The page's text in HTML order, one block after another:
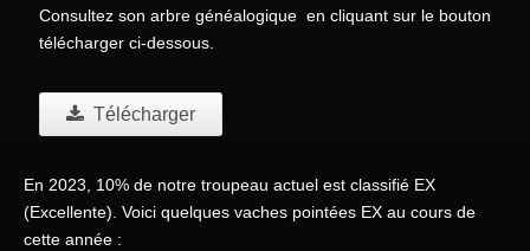
Consultez son arbre généalogique en cliquant sur le bouton
télécharger ci-dessous.
Télécharger
En 2023, 10% de notre troupeau actuel est classifié EX
(Excellente). Voici quelques vaches pointées EX au cours de
cette année :